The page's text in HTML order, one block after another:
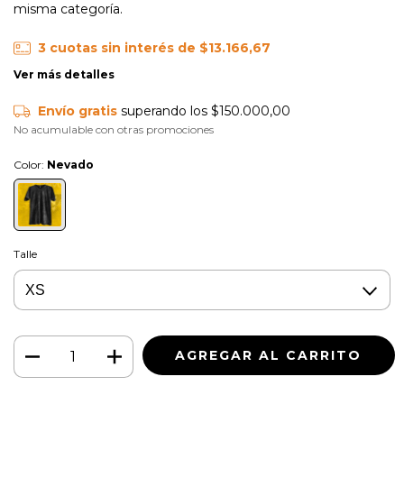
misma categoría.
3 cuotas sin interés de $13.166,67
Ver más detalles
Envío gratis superando los $150.000,00
No acumulable con otras promociones
Color: Nevado
Talle